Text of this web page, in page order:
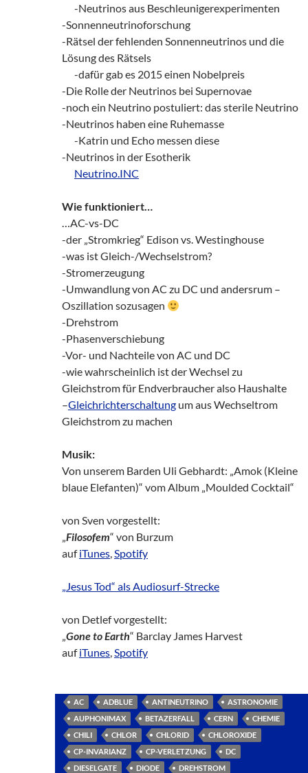
-Neutrinos aus Beschleunigerexperimenten
-Sonnenneutrinoforschung
-Rätsel der fehlenden Sonnenneutrinos und die
Lösung des Rätsels
-dafür gab es 2015 einen Nobelpreis
-Die Rolle der Neutrinos bei Supernovae
-noch ein Neutrino postuliert: das sterile Neutrino
-Neutrinos haben eine Ruhemasse
-Katrin und Echo messen diese
-Neutrinos in der Esotherik
Neutrino.INC
Wie funktioniert…
…AC-vs-DC
-der „Stromkrieg“ Edison vs. Westinghouse
-was ist Gleich-/Wechselstrom?
-Stromerzeugung
-Umwandlung von AC zu DC und andersrum –
Oszillation sozusagen
-Drehstrom
-Phasenverschiebung
-Vor- und Nachteile von AC und DC
-wie wahrscheinlich ist der Wechsel zu
Gleichstrom für Endverbraucher also Haushalte
–Gleichrichterschaltung um aus Wechseltrom
Gleichstrom zu machen
Musik:
Von unserem Barden Uli Gebhardt: „Amok (Kleine
blaue Elefanten)“ vom Album „Moulded Cocktail“
von Sven vorgestellt:
„Filosofem“ von Burzum
aufiTunes,Spotify
„Jesus Tod“ als Audiosurf-Strecke
von Detlef vorgestellt:
„Gone to Earth“ Barclay James Harvest
aufiTunes,Spotify
AC ADBLUE ANTINEUTRINO
ASTRONOMIE
AUPHONIMAX
BETAZERFALL CERN
CHEMIE
CHILI
CHLOR CHLORID
CHLOROXIDE
CP-INVARIANZ
CP-VERLETZUNG
DC
DIESELGATE
DIODE
DREHSTROM